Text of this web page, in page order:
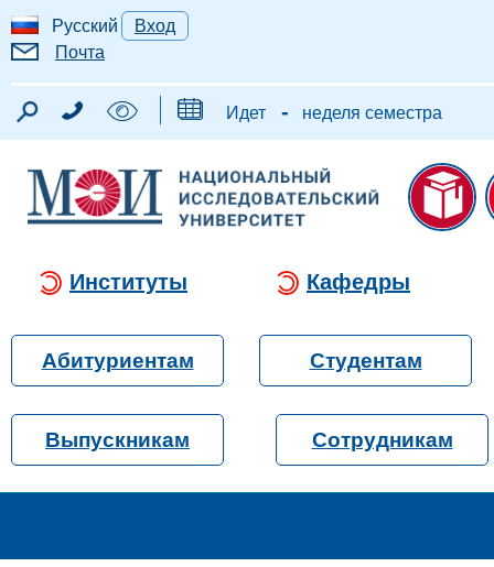
Русский
Вход
Почта
Идет - неделя семестра
Институты Кафедры
Абитуриентам Студентам
Выпускникам Сотрудникам